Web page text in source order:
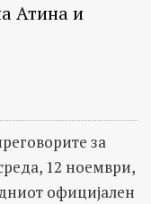
Атина и
за
12 ноември,
официјален